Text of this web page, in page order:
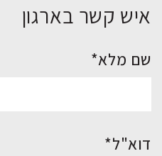
איש קשר בארגון
שם מלא*
דוא"ל*